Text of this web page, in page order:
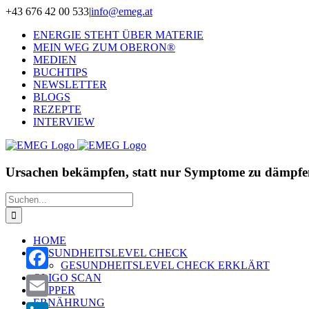
Zum
springen
+43 676 42 00 533|info@emeg.at
ENERGIE STEHT ÜBER MATERIE
MEIN WEG ZUM OBERON®
MEDIEN
BUCHTIPS
NEWSLETTER
BLOGS
REZEPTE
INTERVIEW
Ursachen bekämpfen, statt nur Symptome zu
Suche
nach:
HOME
GESUNDHEITSLEVEL CHECK
GESUNDHEITSLEVEL CHECK ERKLÄRT
OLIGO SCAN
ZAPPER
ERNÄHRUNG
Facebook